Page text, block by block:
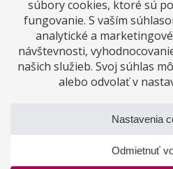
DOMOV
Kurzy
Kurzy zadarmo